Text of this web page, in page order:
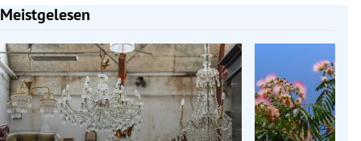
Meistgelesen
Slide 1 von 7